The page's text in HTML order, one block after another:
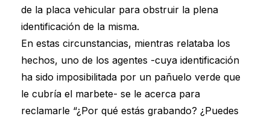
de la placa vehicular para obstruir la plena
identificación de la misma.
En estas circunstancias, mientras relataba los
hechos, uno de los agentes -cuya identificación
ha sido imposibilitada por un pañuelo verde que
le cubría el marbete- se le acerca para
reclamarle “¿Por qué estás grabando? ¿Puedes